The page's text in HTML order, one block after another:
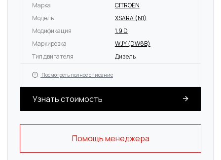
Марка
CITROËN
Модель
XSARA (N1)
Модификация
1.9 D
Маркировка
WJY (DW8B)
Тип двигателя
Дизель
Посмотреть полное описание
Узнать стоимость
Помощь менеджера